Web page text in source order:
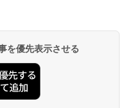
を優先表示させる